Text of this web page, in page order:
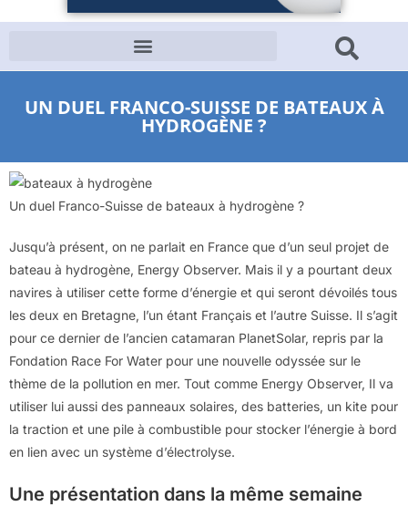
UN DUEL FRANCO-SUISSE DE BATEAUX À
HYDROGÈNE ?
Un duel Franco-Suisse de bateaux à hydrogène ?
Jusqu’à présent, on ne parlait en France que d’un seul projet de
bateau à hydrogène, Energy Observer. Mais il y a pourtant deux
navires à utiliser cette forme d’énergie et qui seront dévoilés tous
les deux en Bretagne, l’un étant Français et l’autre Suisse. Il s’agit
pour ce dernier de l’ancien catamaran PlanetSolar, repris par la
Fondation Race For Water pour une nouvelle odyssée sur le
thème de la pollution en mer. Tout comme Energy Observer, Il va
utiliser lui aussi des panneaux solaires, des batteries, un kite pour
la traction et une pile à combustible pour stocker l’énergie à bord
en lien avec un système d’électrolyse.
Une présentation dans la même semaine